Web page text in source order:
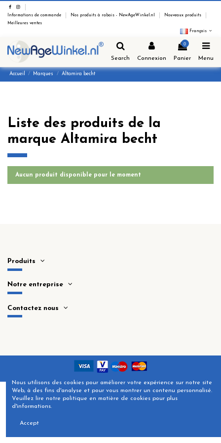
Informations de commande Nos produits à rabais - NewAgeWinkel.nl
Nouveaux produits
Meilleures ventes
Français
Search Connexion
0
Panier Menu
Accueil Marques Altamira becht
Liste des produits de la
marque Altamira becht
Aucun produit disponible pour le moment
Produits
Notre entreprise
Contactez nous
Nous utilisons des cookies pour améliorer votre expérience sur notre site
Web, à des fins d'analyse et pour vous montrer un contenu personnalisé.
Veuillez lire notre politique en matière de cookies pour plus
d'informations.
Accept